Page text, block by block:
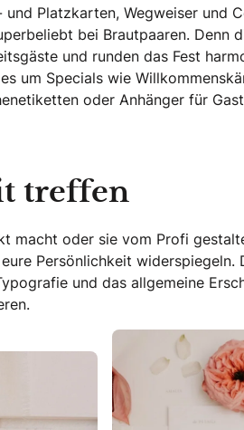
Platzkarten, Wegweiser und
bei Brautpaaren. Denn
und runden das Fest
um Specials wie
oder Anhänger für
treffen
macht oder sie vom Profi
Persönlichkeit
und das allgemeine